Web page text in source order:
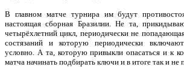
В главном матче турнира им будут
настоящая сборная Бразилии. Не та,
четырёхлетний цикл, периодически не
состязаний и которую периодически
условно. А та, которую привыкли опасаться и к
матча начинать подбирать ключи и в итоге так и не